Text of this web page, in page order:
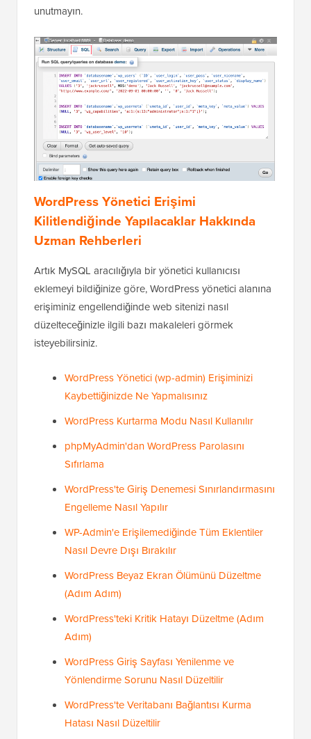
unutmayın.
WordPress Yönetici Erişimi
Kilitlendiğinde Yapılacaklar Hakkında
Uzman Rehberleri
Artık MySQL aracılığıyla bir yönetici kullanıcısı
eklemeyi bildiğinize göre, WordPress yönetici alanına
erişiminiz engellendiğinde web sitenizi nasıl
düzelteceğinizle ilgili bazı makaleleri görmek
isteyebilirsiniz.
WordPress Yönetici (wp-admin) Erişiminizi
Kaybettiğinizde Ne Yapmalısınız
WordPress Kurtarma Modu Nasıl Kullanılır
phpMyAdmin'dan WordPress Parolasını
Sıfırlama
WordPress'te Giriş Denemesi Sınırlandırmasını
Engelleme Nasıl Yapılır
WP-Admin'e Erişilemediğinde Tüm Eklentiler
Nasıl Devre Dışı Bırakılır
WordPress Beyaz Ekran Ölümünü Düzeltme
(Adım Adım)
WordPress'teki Kritik Hatayı Düzeltme (Adım
Adım)
WordPress Giriş Sayfası Yenilenme ve
Yönlendirme Sorunu Nasıl Düzeltilir
WordPress'te Veritabanı Bağlantısı Kurma
Hatası Nasıl Düzeltilir